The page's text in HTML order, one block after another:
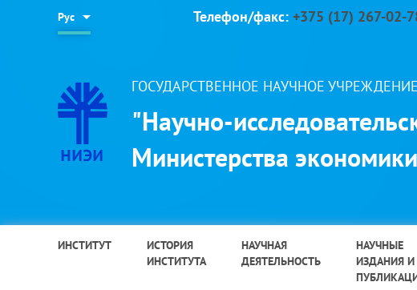
Рус Телефон/факс: +375 (17) 267-02-
ГОСУДАРСТВЕННОЕ НАУЧНОЕ УЧРЕЖДЕНИЕ
"Научно-
Министерства
ИНСТИТУТ
ИСТОРИЯ
ИНСТИТУТА
НАУЧНАЯ
ДЕЯТЕЛЬНОСТЬ
НАУЧНЫЕ
ИЗДАНИЯ И